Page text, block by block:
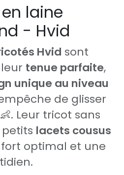
laine
- Hvid
Hvid sont
tenue parfaite,
unique au niveau
de glisser
Leur tricot sans
lacets cousus
optimal et une